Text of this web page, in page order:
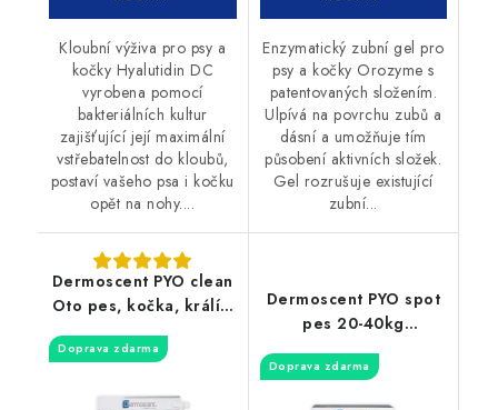
Kloubní výživa pro psy a
kočky Hyalutidin DC
vyrobena pomocí
bakteriálních kultur
zajišťující její maximální
vstřebatelnost do kloubů,
postaví vašeho psa i kočku
opět na nohy....
Enzymatický zubní gel pro
psy a kočky Orozyme s
patentovaných složením.
Ulpívá na povrchu zubů a
dásní a umožňuje tím
působení aktivních složek.
Gel rozrušuje existující
zubní...
Dermoscent PYO clean
Oto pes, kočka, králíci
10x5ml
Doprava zdarma
Dermoscent PYO spot
pes 20-40kg
antipyodermický
Doprava zdarma